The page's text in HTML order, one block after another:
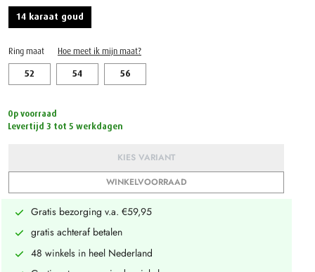
14 karaat goud
Ring maat Hoe meet ik mijn maat?
52 54 56
Op voorraad
Levertijd 3 tot 5 werkdagen
KIES VARIANT
WINKELVOORRAAD
Gratis bezorging v.a. €59,95
gratis achteraf betalen
48 winkels in heel Nederland